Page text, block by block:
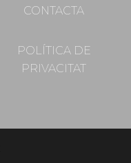
CONTACTA
POLÍTICA DE
PRIVACITAT